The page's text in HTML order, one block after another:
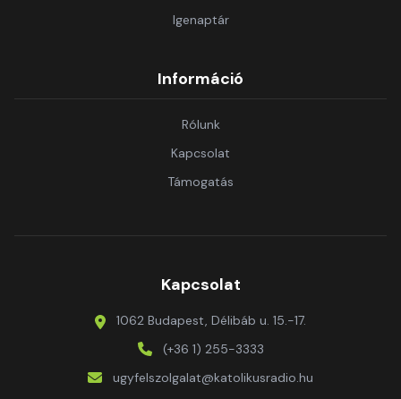
Igenaptár
Információ
Rólunk
Kapcsolat
Támogatás
Kapcsolat
1062 Budapest, Délibáb u. 15.-17.
(+36 1) 255-3333
ugyfelszolgalat@katolikusradio.hu